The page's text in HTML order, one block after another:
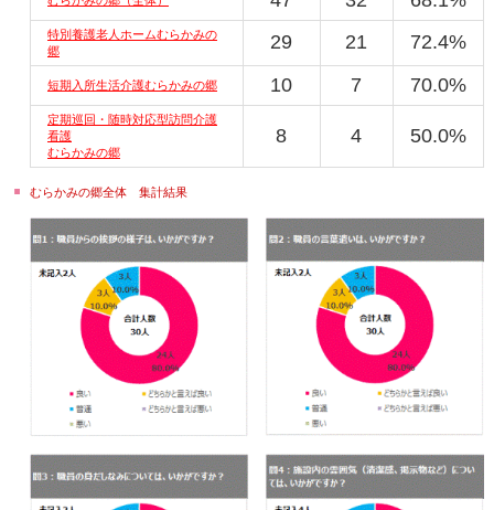
特別養護老人ホームむらかみの
郷
29 21 72.4%
短期入所生活介護むらかみの郷 10 7 70.0%
定期巡回・随時対応型訪問介護
看護
むらかみの郷
8 4 50.0%
むらかみの郷全体 集計結果